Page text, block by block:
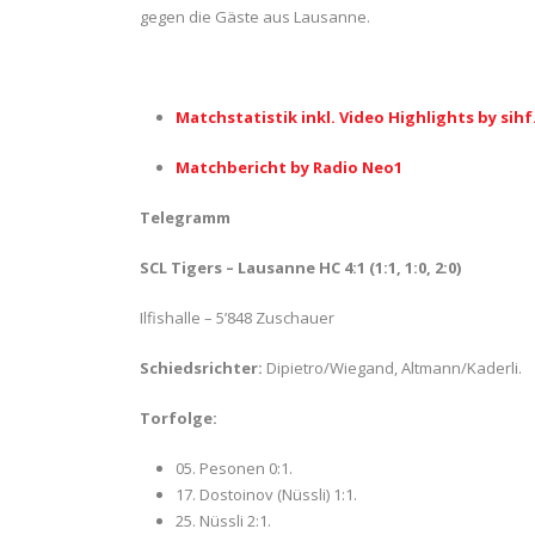
gegen die Gäste aus Lausanne.
Matchstatistik inkl. Video Highlights by
Matchbericht by Radio Neo1
Telegramm
SCL Tigers – Lausanne HC 4:1 (1:1, 1:0, 2:0)
Ilfishalle – 5’848 Zuschauer
Schiedsrichter: Dipietro/Wiegand, Altmann/Kaderli.
Torfolge:
05. Pesonen 0:1.
17. Dostoinov (Nüssli) 1:1.
25. Nüssli 2:1.